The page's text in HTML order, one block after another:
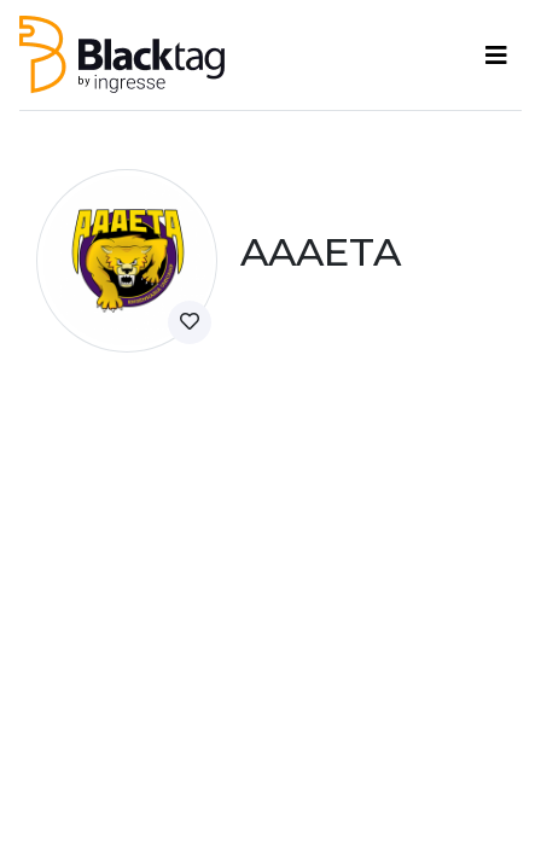
AAAETA